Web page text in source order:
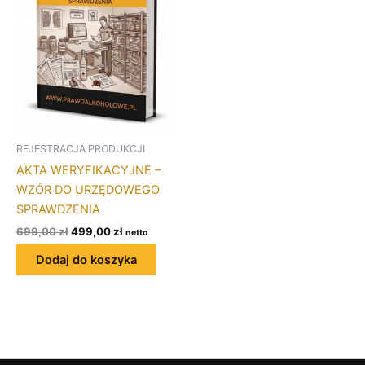
REJESTRACJA PRODUKCJI
AKTA WERYFIKACYJNE –
WZÓR DO URZĘDOWEGO
SPRAWDZENIA
699,00zł499,00zł netto
Dodaj do koszyka